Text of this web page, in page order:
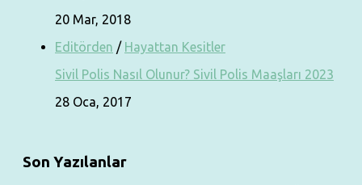
20 Mar, 2018
Editörden / Hayattan Kesitler
Sivil Polis Nasıl Olunur? Sivil Polis Maaşları 2023
28 Oca, 2017
Son Yazılanlar